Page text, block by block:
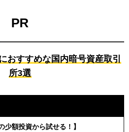
けでは利益は期待できない
すると暴落する可能性がある
PR
おすすめな国内暗号資産取引
所3選
少額投資から試せる！】